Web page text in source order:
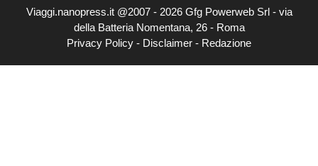
Viaggi.nanopress.it @2007 - 2026 Gfg Powerweb Srl - via
della Batteria Nomentana, 26 - Roma
Privacy Policy - Disclaimer - Redazione